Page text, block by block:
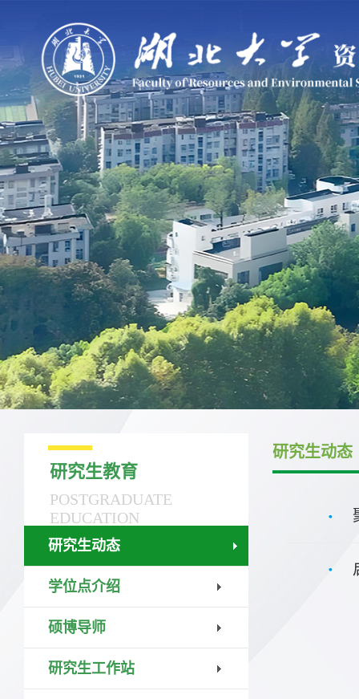
研究生教育
POSTGRADUATE
EDUCATION
研究生动态
学位点介绍
硕博导师
研究生工作站
研究生动态